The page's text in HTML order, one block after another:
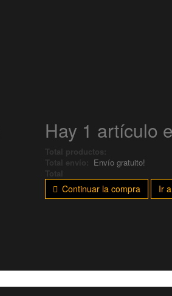
Hay 1 artículo
Total productos:
Total envío: Envío gratuito!
Total
Continuar la compra Ir